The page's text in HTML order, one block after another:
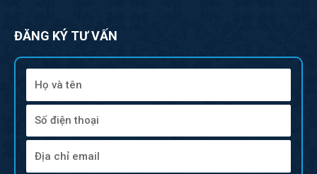
ĐĂNG KÝ TƯ VẤN